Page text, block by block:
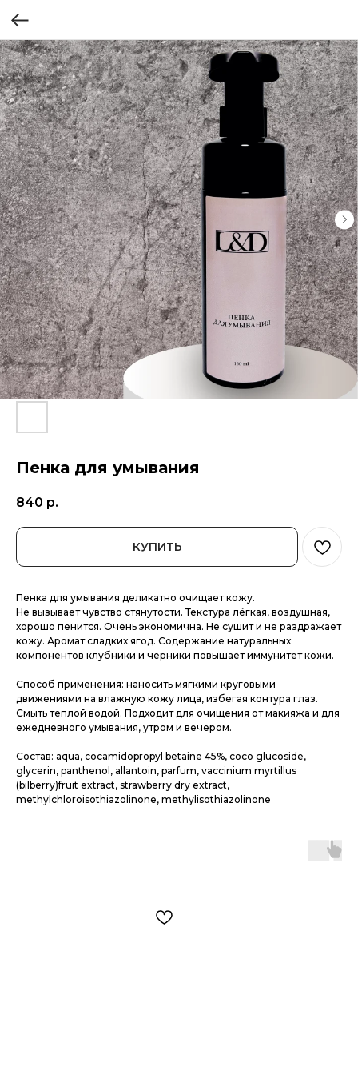
Пенка для умывания
840 р.
КУПИТЬ
Пенка для умывания деликатно очищает кожу.
Не вызывает чувство стянутости. Текстура лёгкая, воздушная,
хорошо пенится. Очень экономична. Не сушит и не раздражает
кожу. Аромат сладких ягод. Содержание натуральных
компонентов клубники и черники повышает иммунитет кожи.
Способ применения: наносить мягкими круговыми
движениями на влажную кожу лица, избегая контура глаз.
Смыть теплой водой. Подходит для очищения от макияжа и для
ежедневного умывания, утром и вечером.
Состав: aqua, cocamidopropyl betaine 45%, coco glucoside,
glycerin, panthenol, allantoin, parfum, vaccinium myrtillus
(bilberry)fruit extract, strawberry dry extract,
methylchloroisothiazolinone, methylisothiazolinone